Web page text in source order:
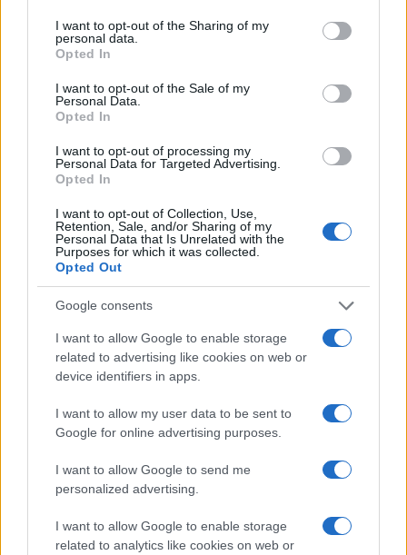
not limited to your visit or usage behaviour. You may click to
grant or deny consent to Google and its third-party tags to
use your data for below specified purposes in below Google
consent section.
I want to opt-out of the Sharing of my
personal data.
Opted In
I want to opt-out of the Sale of my
Personal Data.
Opted In
I want to opt-out of processing my
Personal Data for Targeted Advertising.
Opted In
I want to opt-out of Collection, Use,
Retention, Sale, and/or Sharing of my
Personal Data that Is Unrelated with the
Purposes for which it was collected.
Opted Out
Google consents
I want to allow Google to enable storage
related to advertising like cookies on web or
device identifiers in apps.
I want to allow my user data to be sent to
Google for online advertising purposes.
I want to allow Google to send me
personalized advertising.
I want to allow Google to enable storage
related to analytics like cookies on web or
Vuoi rimuovere le pubblicità nazionali?
Puoi abbonarti asoli € 1,10 al mese
cliccando
Sei già abbonato?
Puoi effettuare l'accesso andando nella
sezioneLogin
cliccando qui
Notizie in tempo reale?
Entra nel canale telegram di
GalluraOggi.it